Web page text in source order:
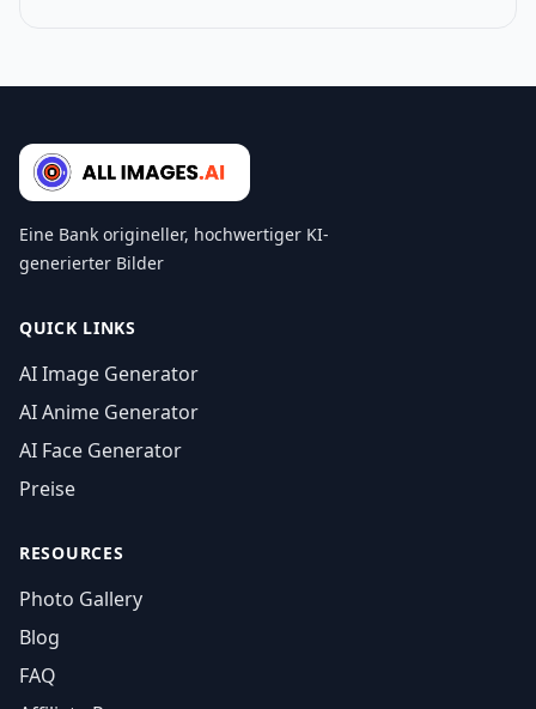
Eine Bank origineller, hochwertiger KI-
generierter Bilder
QUICK LINKS
AI Image Generator
AI Anime Generator
AI Face Generator
Preise
RESOURCES
Photo Gallery
Blog
FAQ